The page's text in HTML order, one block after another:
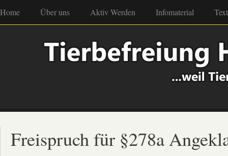
Home Über uns Aktiv Werden Infomaterial
Freispruch für §278a